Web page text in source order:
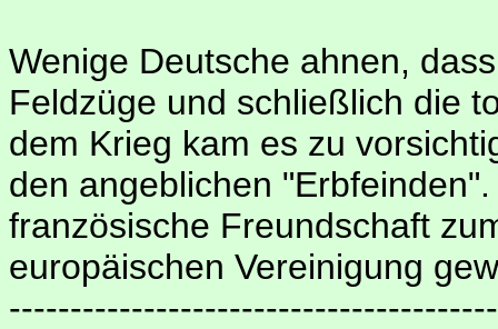
Wenige Deutsche ahnen,
Feldzüge und schließlich die
dem Krieg kam es zu
den angeblichen
französische Freundschaft
europäischen Vereinigung